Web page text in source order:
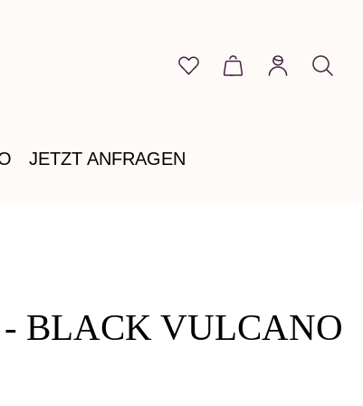
Du hast 0 Produkte auf
Warenkorb
JETZT ANFRAGEN
- BLACK VULCANO